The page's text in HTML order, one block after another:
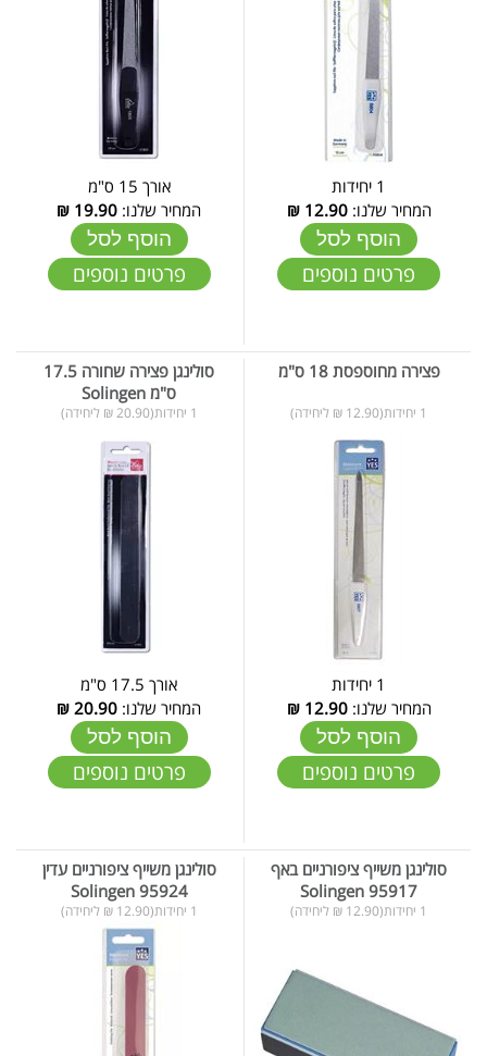
1 יחידות
המחיר שלנו:12.90
₪
הוסף לסל
פרטים נוספים
אורך 15 ס"מ
המחיר שלנו: 19.90
₪
הוסף לסל
פרטים נוספים
פצירה מחוספסת 18 ס"מ
1 יחידות(12.90 ₪ ליחידה)
1 יחידות
המחיר שלנו:12.90
₪
הוסף לסל
פרטים נוספים
סולינגן פצירה שחורה 17.5
ס"מ Solingen
1 יחידות(20.90 ₪ ליחידה)
אורך 17.5 ס"מ
המחיר שלנו: 20.90
₪
הוסף לסל
פרטים נוספים
סולינגן משייף ציפורניים באף
95917 Solingen
1 יחידות(12.90 ₪ ליחידה)
סולינגן משייף ציפורניים עדין
95924 Solingen
1 יחידות(12.90 ₪ ליחידה)